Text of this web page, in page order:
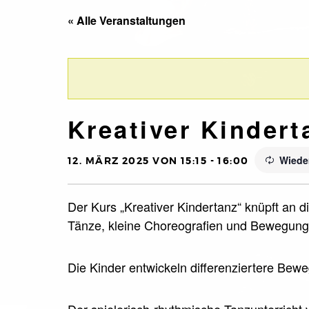
« Alle Veranstaltungen
Kreativer
12. MÄRZ 2025 VON 15:15 -16:00
Der Kurs „Kreativer Kindertanz“ knüpft an
Tänze, kleine Choreografien und
Die Kinder entwickeln differenziertere